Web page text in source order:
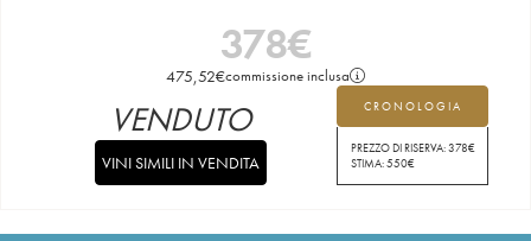
378€
475,52€commissione inclusa
CRONOLOGIA
PREZZO DI RISERVA:378€
STIMA:550€
VENDUTO
VINI SIMILI IN VENDITA